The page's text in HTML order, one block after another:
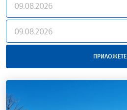
news.filter.to
ПРИЛОЖЕТЕ